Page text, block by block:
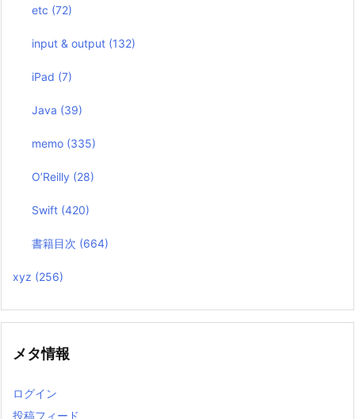
etc (72)
input & output (132)
iPad (7)
Java (39)
memo (335)
O’Reilly (28)
Swift (420)
書籍目次 (664)
xyz (256)
メタ情報
ログイン
投稿フィード